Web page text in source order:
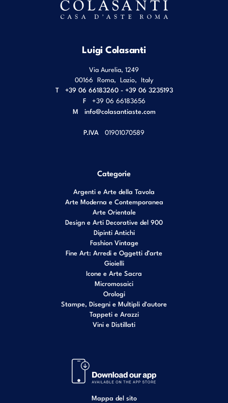
Luigi Colasanti
Via Aurelia, 1249
00166 Roma Lazio Italy
T
+39 06 66183260 - +39 06 3235193
F
+39 06 66183656
M info@colasantiaste.com
P.IVA 01901070589
Categorie
Argenti e Arte della Tavola
Arte Moderna e Contemporanea
Arte Orientale
Design e Arti Decorative del 900
Dipinti Antichi
Fashion Vintage
Fine Art: Arredi e Oggetti d’arte
Gioielli
Icone e Arte Sacra
Micromosaici
Orologi
Stampe, Disegni e Multipli d'autore
Tappeti e Arazzi
Vini e Distillati
Mappa del sito